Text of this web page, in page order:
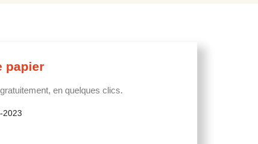
papier
en quelques clics.